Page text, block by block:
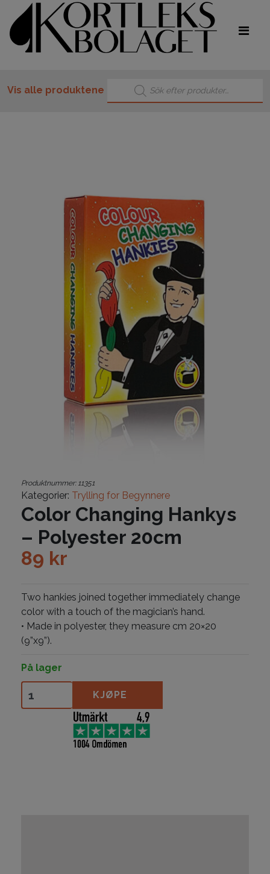
Vis alle produktene
Products search
Produktnummer: 11351
Kategorier: Trylling for Begynnere
Color Changing Hankys
– Polyester 20cm
89 kr
Two hankies joined together immediately change
color with a touch of the magician’s hand.
• Made in polyester, they measure cm 20×20
(9”x9”).
På lager
KJØPE